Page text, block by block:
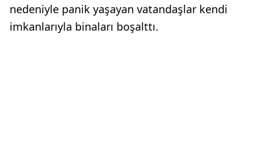
nedeniyle panik yaşayan vatandaşlar kendi
imkanlarıyla binaları boşalttı.